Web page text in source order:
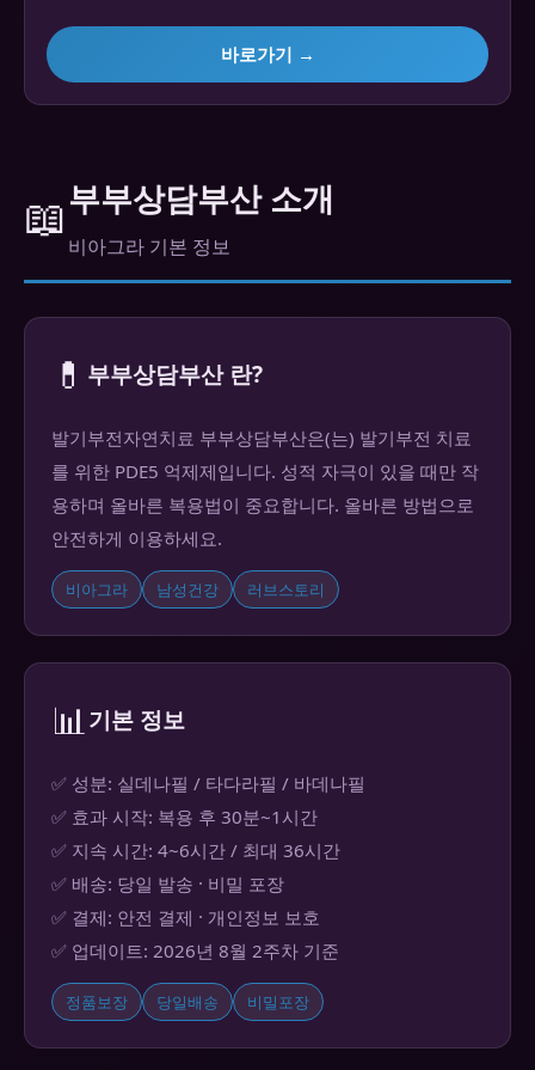
바로가기 →
📖부부상담부산 소개
비아그라 기본 정보
💊 부부상담부산 란?
발기부전자연치료 부부상담부산은(는) 발기부전 치료
를 위한 PDE5 억제제입니다. 성적 자극이 있을 때만 작
용하며 올바른 복용법이 중요합니다. 올바른 방법으로
안전하게 이용하세요.
비아그라 남성건강 러브스토리
📊기본 정보
✅ 성분: 실데나필 / 타다라필 / 바데나필
✅ 효과 시작: 복용 후 30분~1시간
✅ 지속 시간: 4~6시간 / 최대 36시간
✅ 배송: 당일 발송 · 비밀 포장
✅ 결제: 안전 결제 · 개인정보 보호
✅ 업데이트: 2026년 8월 2주차 기준
정품보장 당일배송 비밀포장